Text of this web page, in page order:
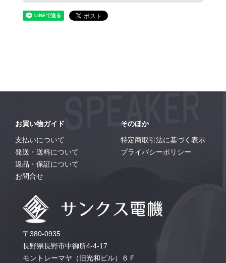
お買い物ガイド
支払いについて
発送・送料について
返品・保証について
お問合せ
そのほか
特定商取引法に基づく表示
プライバシーポリシー
〒380-0935
長野県長野市中御所4-4-17
モントレーマヤ（旧光和ビル）６Ｆ